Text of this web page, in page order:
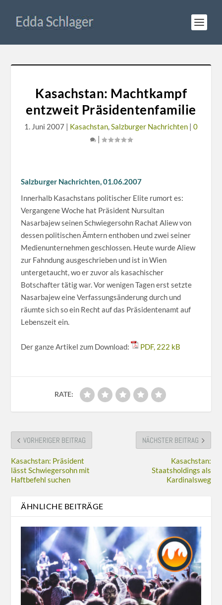
Kasachstan: Machtkampf
entzweit Präsidentenfamilie
1. Juni 2007 | Kasachstan,Salzburger Nachrichten | 0
|
Salzburger Nachrichten, 01.06.2007
Innerhalb Kasachstans politischer Elite rumort es:
Vergangene Woche hat Präsident Nursultan
Nasarbajew seinen Schwiegersohn Rachat Aliew von
dessen politischen Ämtern enthoben und zwei seiner
Medienunternehmen geschlossen. Heute wurde Aliew
zur Fahndung ausgeschrieben und ist in Wien
untergetaucht, wo er zuvor als kasachischer
Botschafter tätig war. Vor wenigen Tagen erst setzte
Nasarbajew eine Verfassungsänderung durch und
räumte sich so ein Recht auf das Präsidentenamt auf
Lebenszeit ein.
Der ganze Artikel zum Download:
PDF, 222 kB
RATE:
VORHERIGER BEITRAG
Kasachstan: Präsident
lässt Schwiegersohn mit
Haftbefehl suchen
NÄCHSTER BEITRAG
Kasachstan:
Staatsholdings als
Kardinalsweg
ÄHNLICHE BEITRÄGE